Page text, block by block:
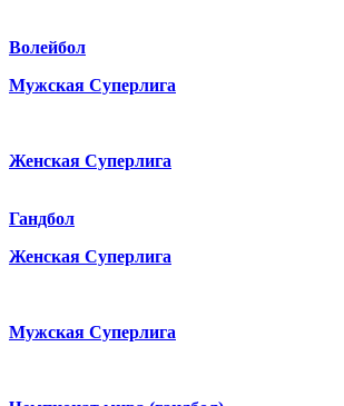
Волейбол
Мужская Суперлига
Женская Суперлига
Гандбол
Женская Суперлига
Мужская Суперлига